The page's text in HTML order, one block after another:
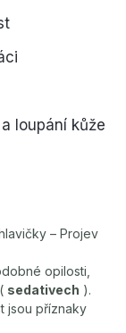
loupání kůže
– Projev
opilosti,
( sedativech ).
jsou příznaky